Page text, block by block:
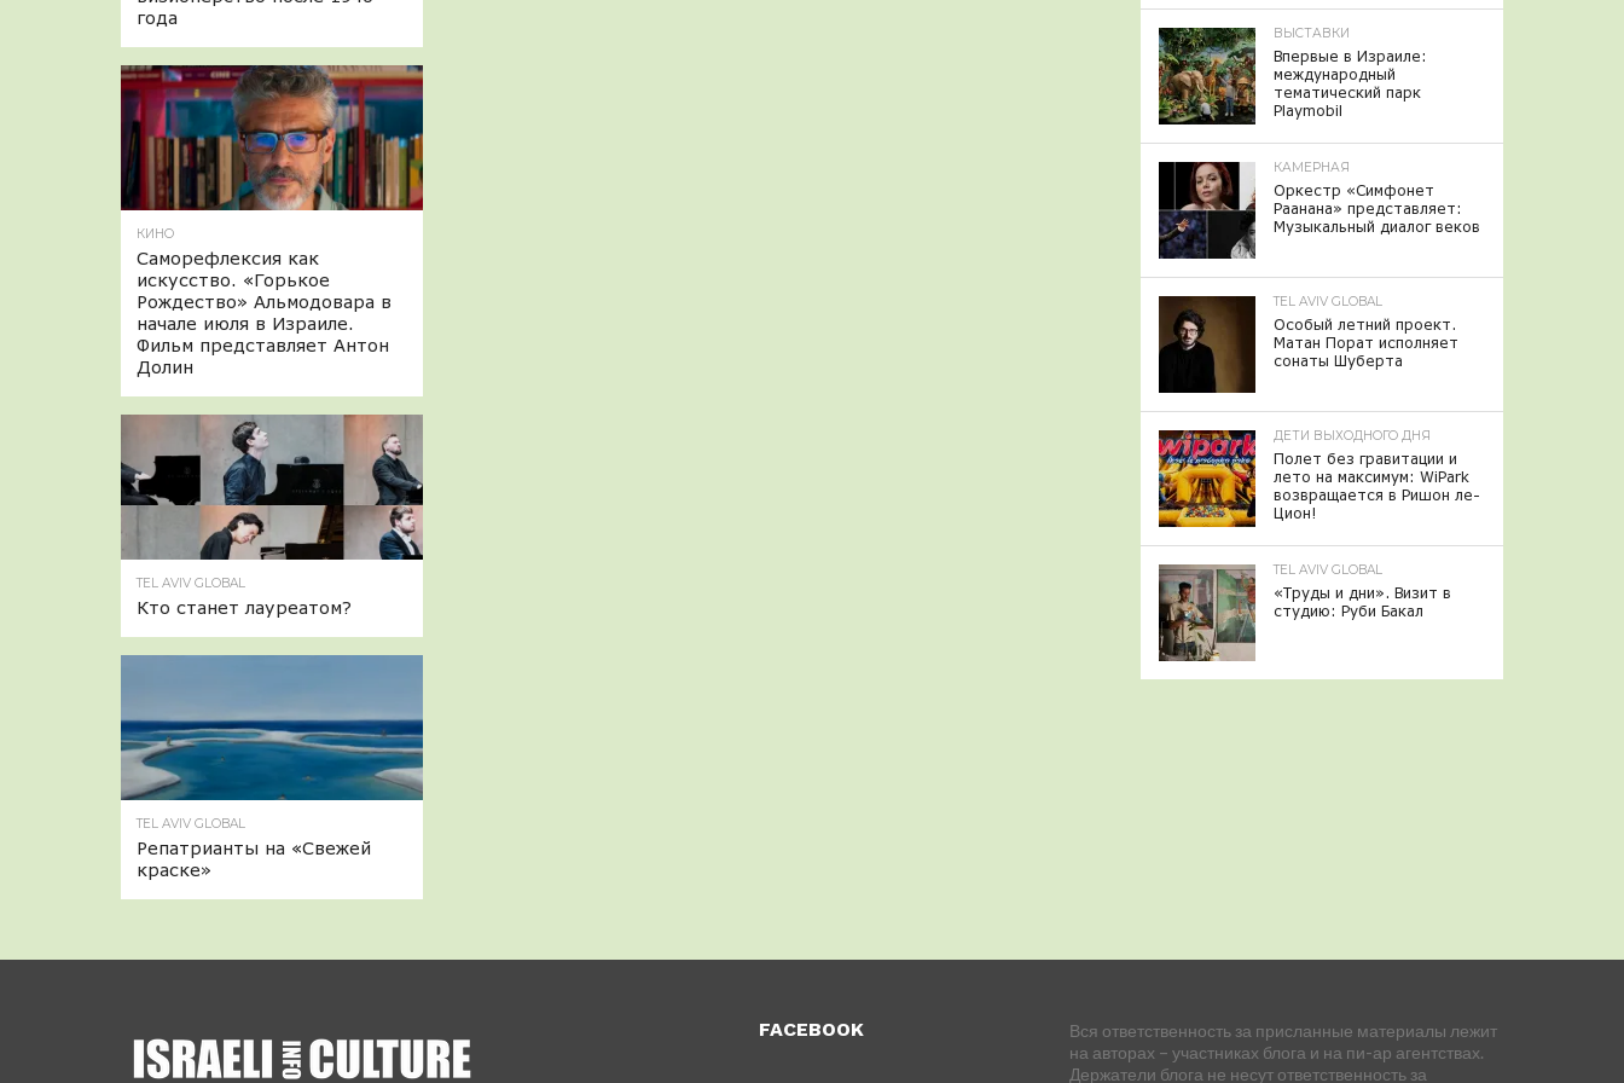
года
КИНО
Саморефлексия как
искусство. «Горькое
Рождество» Альмодовара в
начале июля в Израиле.
Фильм представляет Антон
Долин
TEL AVIV GLOBAL
Кто станет лауреатом?
TEL AVIV GLOBAL
Репатрианты на «Свежей
краске»
ВЫСТАВКИ
Впервые в Израиле:
международный
тематический парк
Playmobil
КАМЕРНАЯ
Оркестр «Симфонет
Раанана» представляет:
Музыкальный диалог веков
TEL AVIV GLOBAL
Особый летний проект.
Матан Порат исполняет
сонаты Шуберта
ДЕТИ ВЫХОДНОГО ДНЯ
Полет без гравитации и
лето на максимум: WiPark
возвращается в Ришон ле-
Цион!
TEL AVIV GLOBAL
«Труды и дни». Визит в
студию: Руби Бакал
FACEBOOK
Вся ответственность за присланные материалы лежит
на авторах – участниках блога и на пи-ар агентствах.
Держатели блога не несут ответственность за